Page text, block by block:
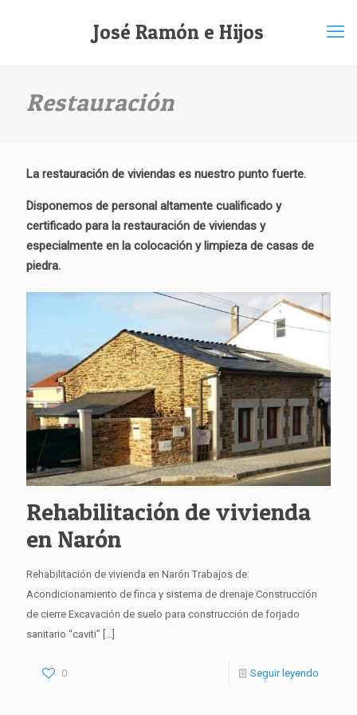
José Ramón e Hijos
Restauración
La restauración de viviendas es nuestro punto fuerte.
Disponemos de personal altamente cualificado y
certificado para la restauración de viviendas y
especialmente en la colocación y limpieza de casas de
piedra.
Rehabilitación de vivienda
en Narón
Rehabilitación de vivienda en Narón Trabajos de:
Acondicionamiento de finca y sistema de drenaje Construcción
de cierre Excavación de suelo para construcción de forjado
sanitario “caviti” […]
0 Seguir leyendo